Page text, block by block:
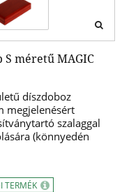
méretű MAGIC
díszdoboz
megjelenésért
szalaggal
(könnyedén
TERMÉK